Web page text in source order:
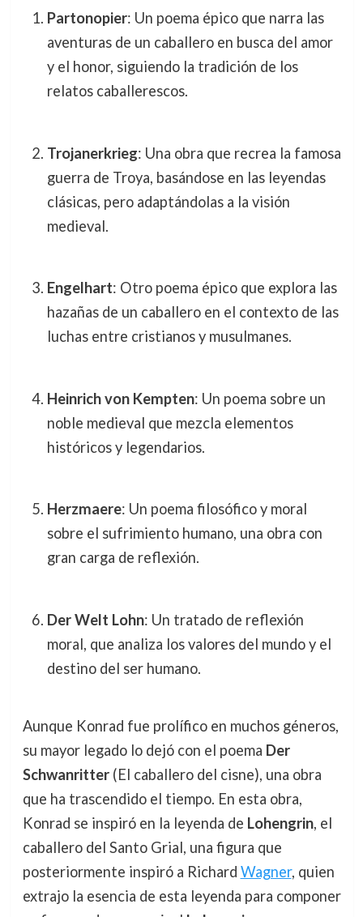
Partonopier: Un poema épico que narra las
aventuras de un caballero en busca del amor
y el honor, siguiendo la tradición de los
relatos caballerescos.
Trojanerkrieg: Una obra que recrea la famosa
guerra de Troya, basándose en las leyendas
clásicas, pero adaptándolas a la visión
medieval.
Engelhart: Otro poema épico que explora las
hazañas de un caballero en el contexto de las
luchas entre cristianos y musulmanes.
Heinrich von Kempten: Un poema sobre un
noble medieval que mezcla elementos
históricos y legendarios.
Herzmaere: Un poema filosófico y moral
sobre el sufrimiento humano, una obra con
gran carga de reflexión.
Der Welt Lohn: Un tratado de reflexión
moral, que analiza los valores del mundo y el
destino del ser humano.
Aunque Konrad fue prolífico en muchos géneros,
su mayor legado lo dejó con el poema Der
Schwanritter(El caballero del cisne), una obra
que ha trascendido el tiempo. En esta obra,
Konrad se inspiró en la leyenda de Lohengrin, el
caballero del Santo Grial, una figura que
posteriormente inspiró a Richard Wagner, quien
extrajo la esencia de esta leyenda para componer